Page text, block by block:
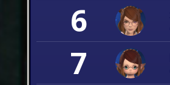
6
7